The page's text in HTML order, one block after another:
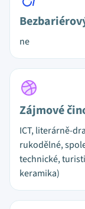
ne
Zájmové
ICT, literárně-
rukodělné,
technické,
keramika)